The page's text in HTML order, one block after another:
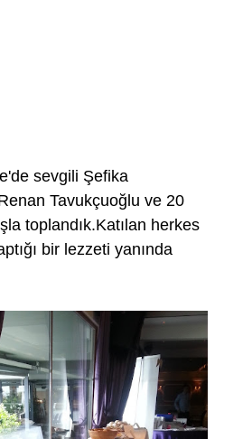
sevgili Şefika
Tavukçuoğlu ve 20
toplandık.Katılan herkes
bir lezzeti yanında